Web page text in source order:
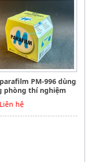
PM-996 dùng
phòng thí nghiệm
Liên hệ